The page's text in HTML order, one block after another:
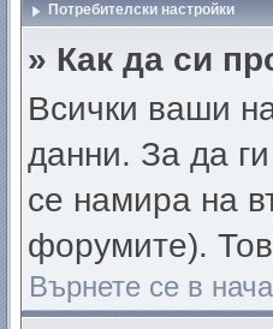
Потребителски настройки
» Как да си
Всички ваши
данни. За да
се намира на
форумите).
Върнете се в